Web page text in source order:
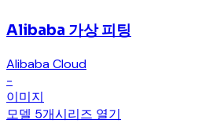
Alibaba 가상 피팅
Alibaba Cloud
-
이미지
모델 5개시리즈 열기